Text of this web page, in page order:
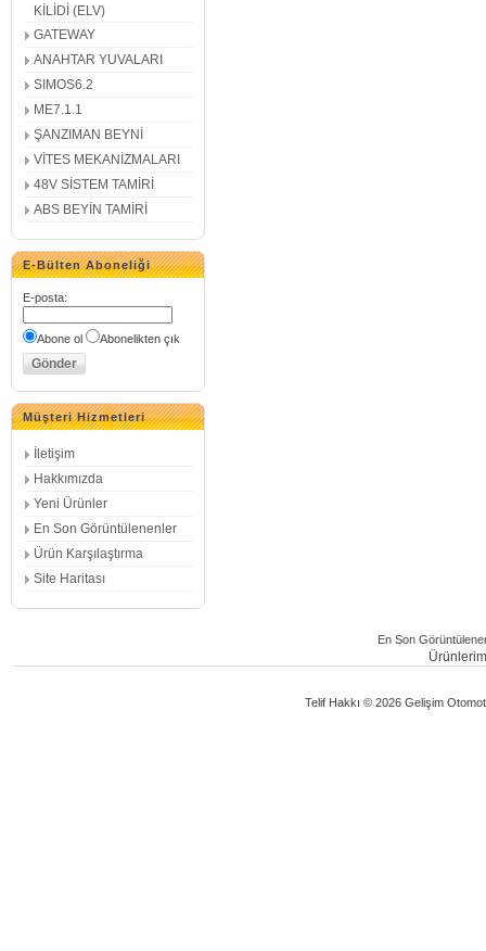
KİLİDİ (ELV)
GATEWAY
ANAHTAR YUVALARI
SIMOS6.2
ME7.1.1
ŞANZIMAN BEYNİ
VİTES MEKANİZMALARI
48V SİSTEM TAMİRİ
ABS BEYİN TAMİRİ
E-Bülten Aboneliği
E-posta:
Abone ol Abonelikten çık
Müşteri Hizmetleri
İletişim
Hakkımızda
Yeni Ürünler
En Son Görüntülenenler
Ürün Karşılaştırma
Site Haritası
En Son
Telif Hakkı © 2026 Gelişim